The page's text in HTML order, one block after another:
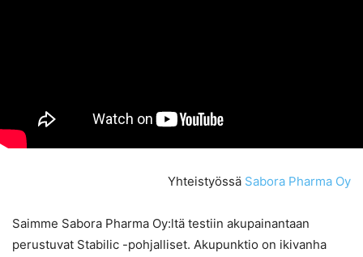
Yhteistyössä Sabora Pharma Oy
Saimme Sabora Pharma Oy:ltä testiin akupainantaan
perustuvat Stabilic -pohjalliset. Akupunktio on ikivanha